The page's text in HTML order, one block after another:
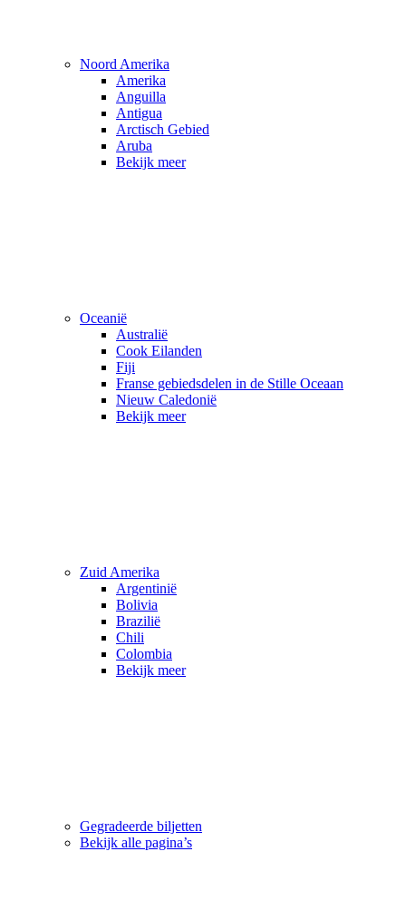
Noord Amerika
Amerika
Anguilla
Antigua
Arctisch Gebied
Aruba
Bekijk meer
Oceanië
Australië
Cook Eilanden
Fiji
Franse gebiedsdelen in de Stille Oceaan
Nieuw Caledonië
Bekijk meer
Zuid Amerika
Argentinië
Bolivia
Brazilië
Chili
Colombia
Bekijk meer
Gegradeerde biljetten
Bekijk alle pagina’s